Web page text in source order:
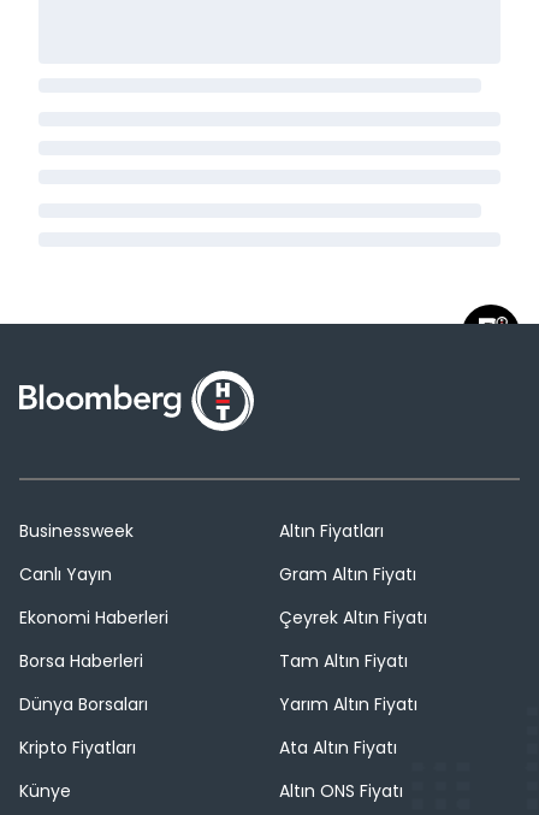
Businessweek
Canlı Yayın
Ekonomi Haberleri
Borsa Haberleri
Dünya Borsaları
Kripto Fiyatları
Künye
Altın Fiyatları
Gram Altın Fiyatı
Çeyrek Altın Fiyatı
Tam Altın Fiyatı
Yarım Altın Fiyatı
Ata Altın Fiyatı
Altın ONS Fiyatı